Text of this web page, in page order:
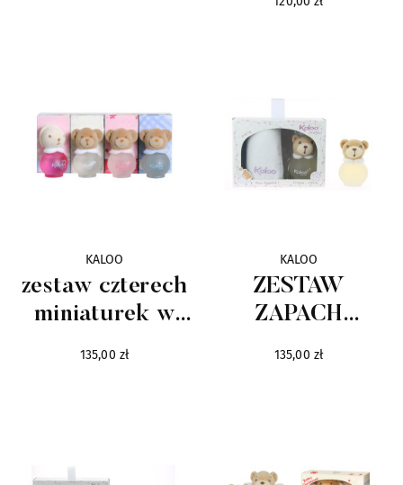
KALOO
zestaw czterech
miniaturek w
pudełku
135,00 zł
KALOO
ZESTAW
ZAPACH
DRAGEE I
135,00 zł